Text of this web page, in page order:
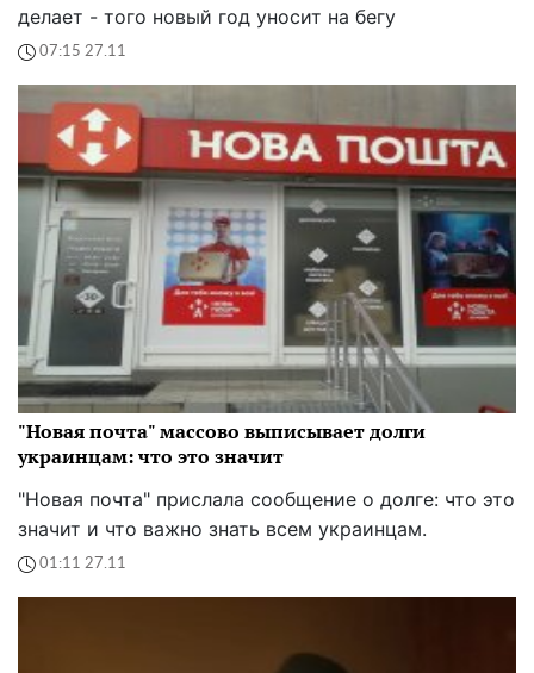
делает - того новый год уносит на бегу
07:15 27.11
"Новая почта" массово выписывает долги
украинцам: что это значит
"Новая почта" прислала сообщение о долге: что это
значит и что важно знать всем украинцам.
01:11 27.11